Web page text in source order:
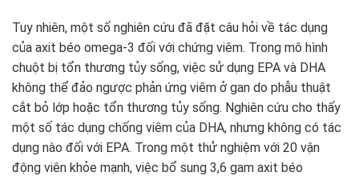
Tuy nhiên, một số nghiên cứu đã đặt câu hỏi về tác dụng
của axit béo omega-3 đối với chứng viêm. Trong mô hình
chuột bị tổn thương tủy sống, việc sử dụng EPA và DHA
không thể đảo ngược phản ứng viêm ở gan do phẫu thuật
cắt bỏ lớp hoặc tổn thương tủy sống. Nghiên cứu cho thấy
một số tác dụng chống viêm của DHA, nhưng không có tác
dụng nào đối với EPA. Trong một thử nghiệm với 20 vận
động viên khỏe mạnh, việc bổ sung 3,6 gam axit béo